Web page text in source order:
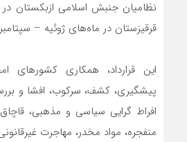
نظامیان جنبش اسلامی ازبکستان
قرقیزستان در ماه‌های ژوئیه – سپتامبر سال ۱۹۹۹
این قرارداد، همکاری کشورهای
پیشگیری، کشف، سرکوب، افشا و
افراط گرایی سیاسی و مذهبی،
منفجره، مواد مخدر، مهاجرت